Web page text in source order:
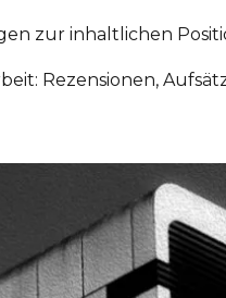
zur inhaltlichen
Rezensionen,